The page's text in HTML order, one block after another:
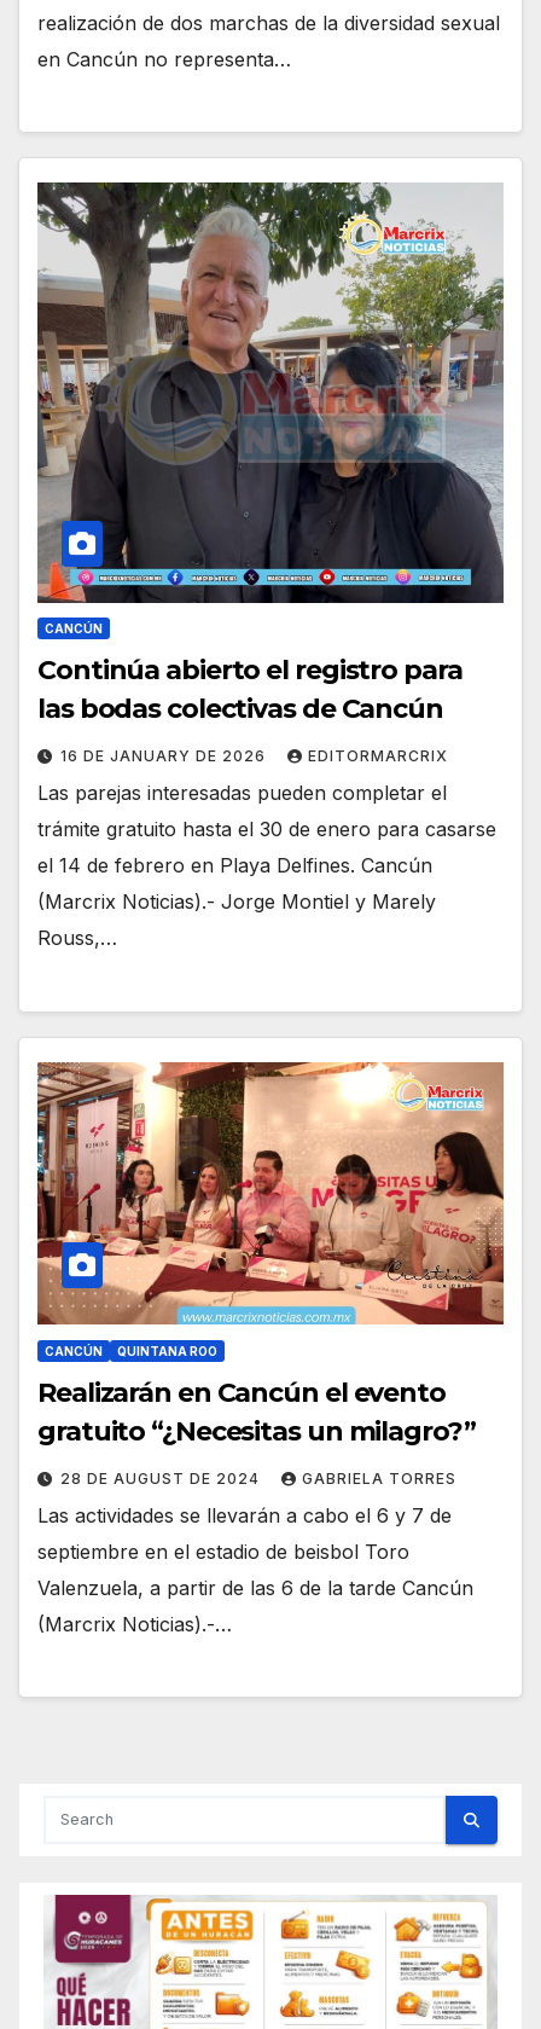
realización de dos marchas de la diversidad sexual
en Cancún no representa…
CANCÚN
Continúa abierto el registro para
las bodas colectivas de Cancún
16 DE JANUARY DE 2026 EDITORMARCRIX
Las parejas interesadas pueden completar el
trámite gratuito hasta el 30 de enero para casarse
el 14 de febrero en Playa Delfines. Cancún
(Marcrix Noticias).- Jorge Montiel y Marely
Rouss,…
CANCÚN QUINTANA ROO
Realizarán en Cancún el evento
gratuito “¿Necesitas un milagro?”
28 DE AUGUST DE 2024 GABRIELA TORRES
Las actividades se llevarán a cabo el 6 y 7 de
septiembre en el estadio de beisbol Toro
Valenzuela, a partir de las 6 de la tarde Cancún
(Marcrix Noticias).-…